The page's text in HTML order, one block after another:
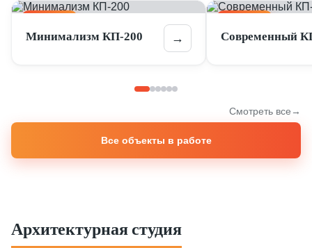
Минимализм КП-200 → Современный
Смотреть все
Все объекты в работе
Архитектурная студия